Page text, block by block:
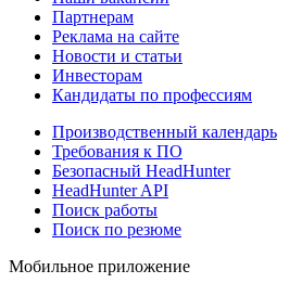
Партнерам
Реклама на сайте
Новости и статьи
Инвесторам
Кандидаты по профессиям
Производственный календарь
Требования к ПО
Безопасный HeadHunter
HeadHunter API
Поиск работы
Поиск по резюме
Мобильное приложение